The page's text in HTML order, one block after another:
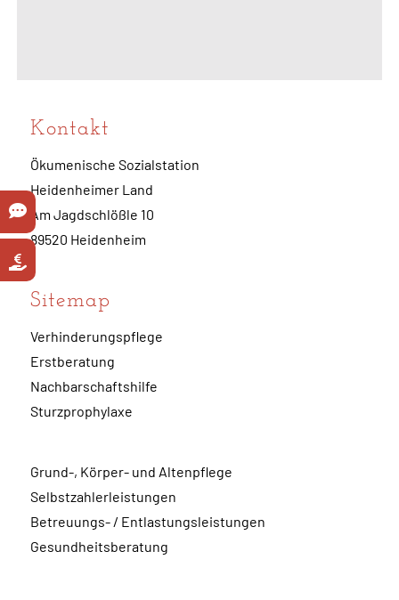
Kontakt
Ökumenische Sozialstation
Heidenheimer Land
Am Jagdschlößle 10
89520 Heidenheim
Sitemap
Verhinderungspflege
Erstberatung
Nachbarschaftshilfe
Sturzprophylaxe
Grund-, Körper- und Altenpflege
Selbstzahlerleistungen
Betreuungs- / Entlastungsleistungen
Gesundheitsberatung